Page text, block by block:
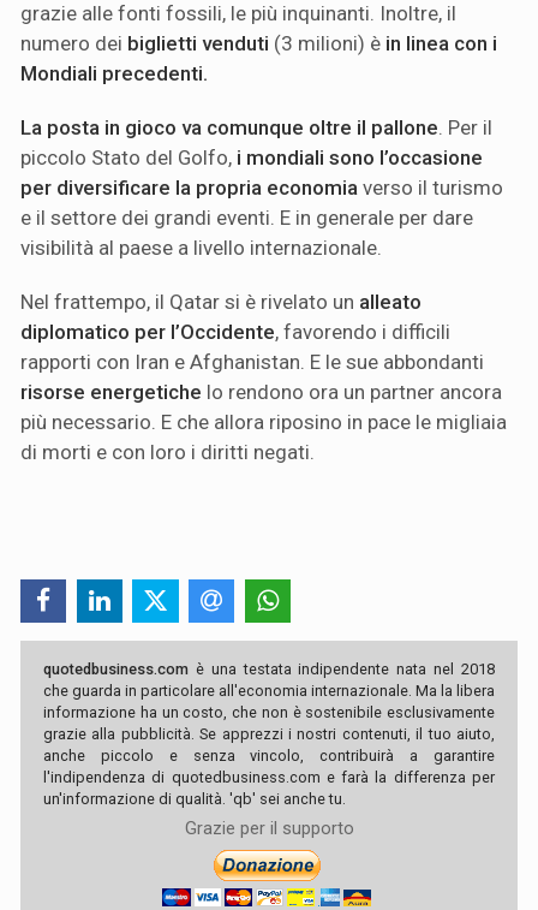
grazie alle fonti fossili, le più inquinanti. Inoltre, il
numero dei biglietti venduti (3 milioni) è in linea con i
Mondiali precedenti.
La posta in gioco va comunque oltre il pallone. Per il
piccolo Stato del Golfo, i mondiali sono l’occasione
per diversificare la propria economia verso il turismo
e il settore dei grandi eventi. E in generale per dare
visibilità al paese a livello internazionale.
Nel frattempo, il Qatar si è rivelato un alleato
diplomatico per l’Occidente, favorendo i difficili
rapporti con Iran e Afghanistan. E le sue abbondanti
risorse energetiche lo rendono ora un partner ancora
più necessario. E che allora riposino in pace le migliaia
di morti e con loro i diritti negati.
quotedbusiness.com è una testata indipendente nata nel 2018
che guarda in particolare all'economia internazionale. Ma la libera
informazione ha un costo, che non è sostenibile esclusivamente
grazie alla pubblicità. Se apprezzi i nostri contenuti, il tuo aiuto,
anche piccolo e senza vincolo, contribuirà a garantire
l'indipendenza di quotedbusiness.com e farà la differenza per
un'informazione di qualità. 'qb' sei anche tu.
Grazie per il supporto